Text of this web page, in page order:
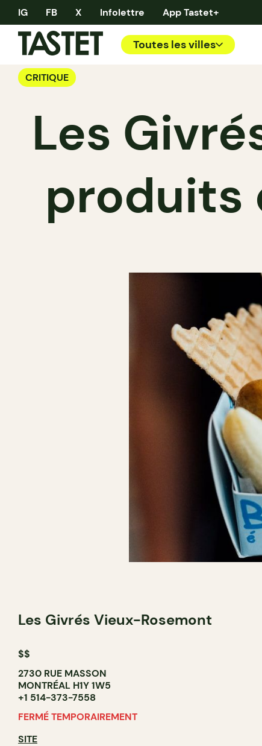
IG FB X Infolettre App Tastet+
Toutes les villes
CRITIQUE
Les
produits
Les Givrés Vieux-Rosemont
$$
2730 RUE MASSON
MONTRÉAL H1Y 1W5
+1 514-373-7558
FERMÉ TEMPORAIREMENT
SITE